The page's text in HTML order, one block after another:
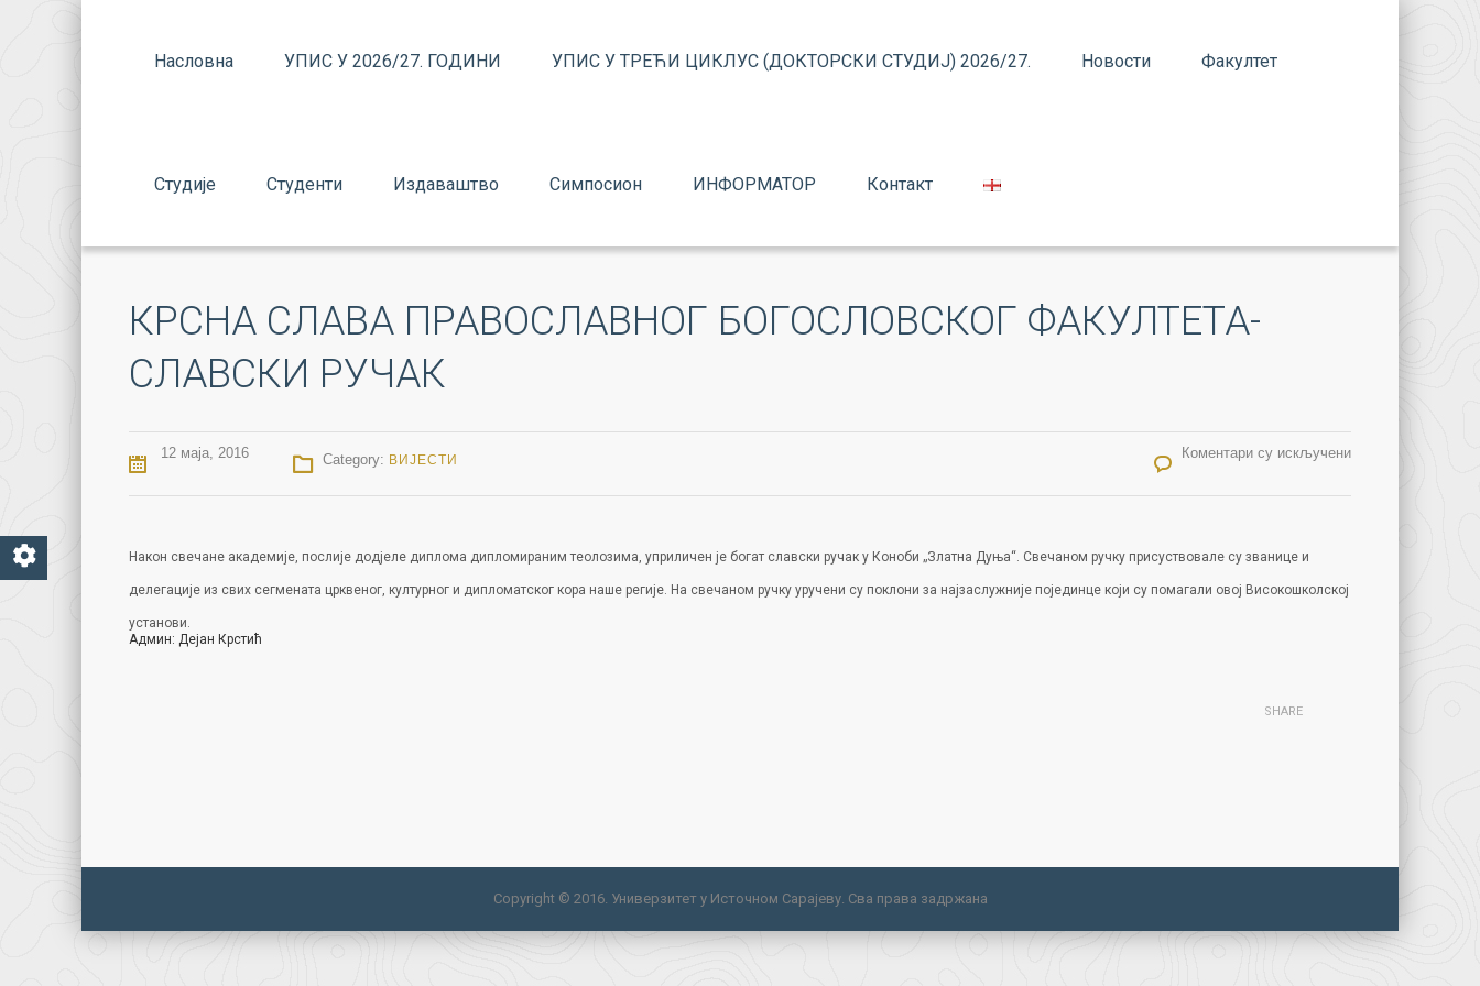
Насловна УПИС У 2026/27. ГОДИНИ УПИС У ТРЕЋИ ЦИКЛУС (ДОКТОРСКИ СТУДИЈ) 2026/27. Новости Факултет
Студије Студенти Издаваштво Симпосион ИНФОРМАТОР Контакт
КРСНА СЛАВА ПРАВОСЛАВНОГ БОГОСЛОВСКОГ ФАКУЛТЕТА-
СЛАВСКИ РУЧАК
12 маја, 2016 Category: ВИЈЕСТИ Коментари су искљученина КРСНА СЛАВА ПРАВОСЛАВНОГ БОГОСЛОВСКОГ ФАКУЛТЕТА-СЛАВСКИ РУЧАК
Након свечане академије, послије додјеле диплома дипломираним теолозима, уприличен је богат славски ручак у Коноби „Златна Дуња“. Свечаном ручку присуствовале су званице и
делегације из свих сегмената црквеног, културног и дипломатског кора наше регије. На свечаном ручку уручени су поклони за најзаслужније појединце који су помагали овој Високошколској
установи.
Админ: Дејан Крстић
SHARE
Copyright © 2016. Универзитет у Источном Сарајеву. Сва права задржана